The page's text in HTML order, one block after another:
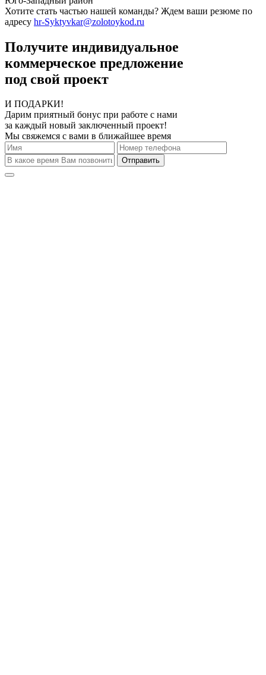
Хотите стать частью нашей команды? Ждем ваши резюме по
адресу hr-Syktyvkar@zolotoykod.ru
Получите индивидуальное
коммерческое предложение
под свой проект
И ПОДАРКИ!
Дарим приятный бонус при работе с нами
за каждый новый заключенный проект!
Мы свяжемся с вами в ближайшее время
Отправить